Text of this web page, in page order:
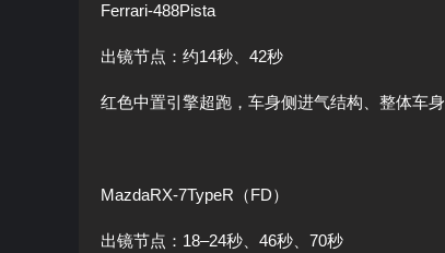
Ferrari-488Pista
出镜节点：约14秒、42秒
红色中置引擎超跑，车身侧进气结构、整体车
MazdaRX-7TypeR（FD）
出镜节点：18–24秒、46秒、70秒